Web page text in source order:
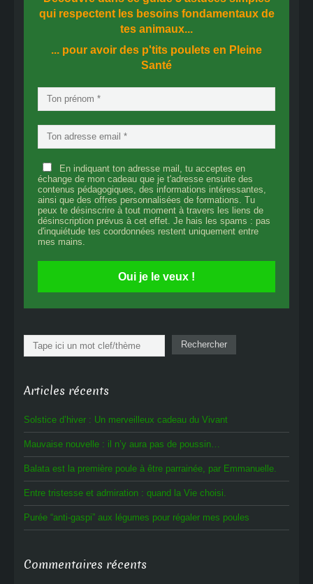
qui respectent les besoins fondamentaux de
tes animaux...
... pour avoir des p'tits poulets en Pleine
Santé
En indiquant ton adresse mail, tu acceptes en
échange de mon cadeau que je t'adresse ensuite des
contenus pédagogiques, des informations intéressantes,
ainsi que des offres personnalisées de formations. Tu
peux te désinscrire à tout moment à travers les liens de
désinscription prévus à cet effet. Je hais les spams : pas
d'inquiétude tes coordonnées restent uniquement entre
mes mains.
Oui je le veux !
Rechercher Rechercher
Articles récents
Solstice d’hiver : Un merveilleux cadeau du Vivant
Mauvaise nouvelle : il n’y aura pas de poussin…
Balata est la première poule à être parrainée, par Emmanuelle.
Entre tristesse et admiration : quand la Vie choisi.
Purée “anti-gaspi” aux légumes pour régaler mes poules
Commentaires récents